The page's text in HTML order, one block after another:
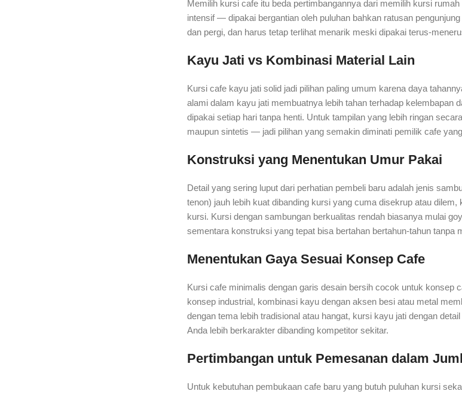
Memilih kursi cafe itu beda pertimbangannya dari memilih kursi
intensif — dipakai bergantian oleh puluhan bahkan ratusan
dan pergi, dan harus tetap terlihat menarik meski dipakai terus-
Kayu Jati vs Kombinasi Material Lain
Kursi cafe kayu jati solid jadi pilihan paling umum karena daya
alami dalam kayu jati membuatnya lebih tahan terhadap kelembapan
dipakai setiap hari tanpa henti. Untuk tampilan yang lebih ringan
maupun sintetis — jadi pilihan yang semakin diminati pemilik cafe
Konstruksi yang Menentukan Umur Pakai
Detail yang sering luput dari perhatian pembeli baru adalah jenis
tenon) jauh lebih kuat dibanding kursi yang cuma disekrup atau
kursi. Kursi dengan sambungan berkualitas rendah biasanya mulai
sementara konstruksi yang tepat bisa bertahan bertahun-tahun tanpa
Menentukan Gaya Sesuai Konsep Cafe
Kursi cafe minimalis dengan garis desain bersih cocok untuk konsep
konsep industrial, kombinasi kayu dengan aksen besi atau metal
dengan tema lebih tradisional atau hangat, kursi kayu jati dengan
Anda lebih berkarakter dibanding kompetitor sekitar.
Pertimbangan untuk Pemesanan dalam
Untuk kebutuhan pembukaan cafe baru yang butuh puluhan kursi